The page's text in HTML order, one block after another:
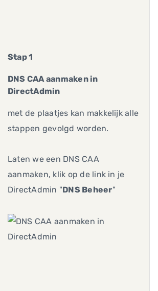
Stap 1
DNS CAA aanmaken in
DirectAdmin
met de plaatjes kan makkelijk alle
stappen gevolgd worden.
Laten we een DNS CAA
aanmaken, klik op de link in je
DirectAdmin "DNS Beheer"